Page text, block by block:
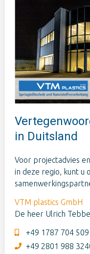
in Duitsland
Voor projectadvies
in deze regio, kunt u
VTM plastics GmbH
De heer Ulrich Tebbe
+49 1787 704 509
+49 2801 988